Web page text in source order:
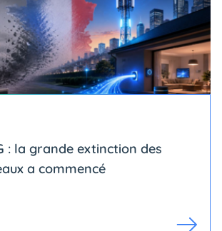
: la grande extinction des
a commencé